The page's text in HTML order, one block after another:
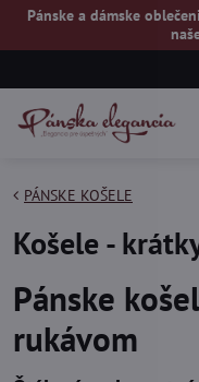
Pánske a dámske
PÁNSKE KOŠELE
Košele -
Pánske
rukávom